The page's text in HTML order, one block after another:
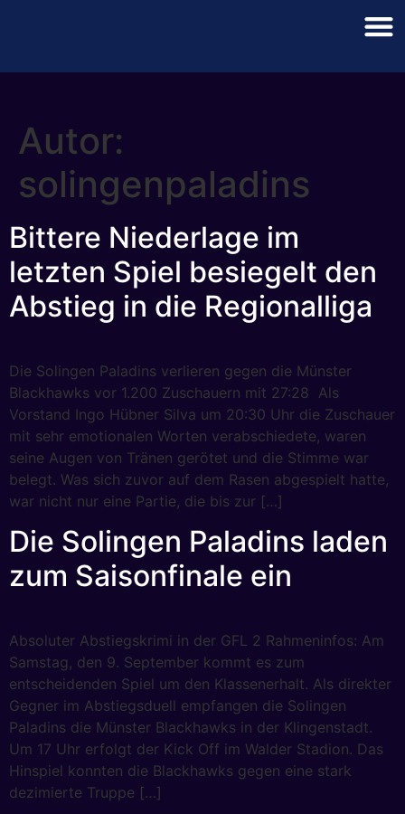
Autor:
solingenpaladins
Bittere Niederlage im
letzten Spiel besiegelt den
Abstieg in die Regionalliga
Die Solingen Paladins verlieren gegen die Münster
Blackhawks vor 1.200 Zuschauern mit 27:28 Als
Vorstand Ingo Hübner Silva um 20:30 Uhr die Zuschauer
mit sehr emotionalen Worten verabschiedete, waren
seine Augen von Tränen gerötet und die Stimme war
belegt. Was sich zuvor auf dem Rasen abgespielt hatte,
war nicht nur eine Partie, die bis zur […]
Die Solingen Paladins laden
zum Saisonfinale ein
Absoluter Abstiegskrimi in der GFL 2 Rahmeninfos: Am
Samstag, den 9. September kommt es zum
entscheidenden Spiel um den Klassenerhalt. Als direkter
Gegner im Abstiegsduell empfangen die Solingen
Paladins die Münster Blackhawks in der Klingenstadt.
Um 17 Uhr erfolgt der Kick Off im Walder Stadion. Das
Hinspiel konnten die Blackhawks gegen eine stark
dezimierte Truppe […]